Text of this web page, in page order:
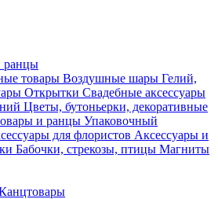
ранцы
товары Воздушные шары Гелий,
Открытки Свадебные аксессуары
Цветы, бутоньерки, декоративные
и ранцы Упаковочный
для флористов Аксессуары и
Бабочки, стрекозы, птицы Магниты